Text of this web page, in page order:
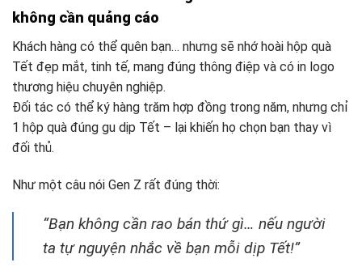
không cần quảng cáo
Khách hàng có thể quên bạn… nhưng sẽ nhớ hoài hộp quà
Tết đẹp mắt, tinh tế, mang đúng thông điệp và có in logo
thương hiệu chuyên nghiệp.
Đối tác có thể ký hàng trăm hợp đồng trong năm, nhưng chỉ
1 hộp quà đúng gu dịp Tết – lại khiến họ chọn bạn thay vì
đối thủ.
Như một câu nói Gen Z rất đúng thời:
“Bạn không cần rao bán thứ gì… nếu người
ta tự nguyện nhắc về bạn mỗi dịp Tết!”